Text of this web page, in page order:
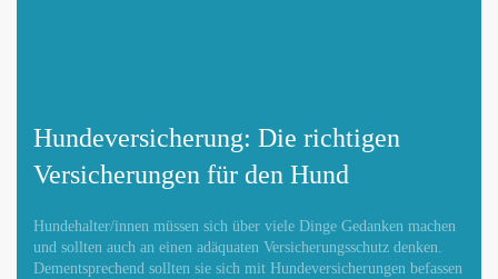
Hundeversicherung: Die richtigen
Versicherungen für den Hund
Hundehalter/innen müssen sich über viele Dinge Gedanken machen
und sollten auch an einen adäquaten Versicherungsschutz denken.
Dementsprechend sollten sie sich mit Hundeversicherungen befassen